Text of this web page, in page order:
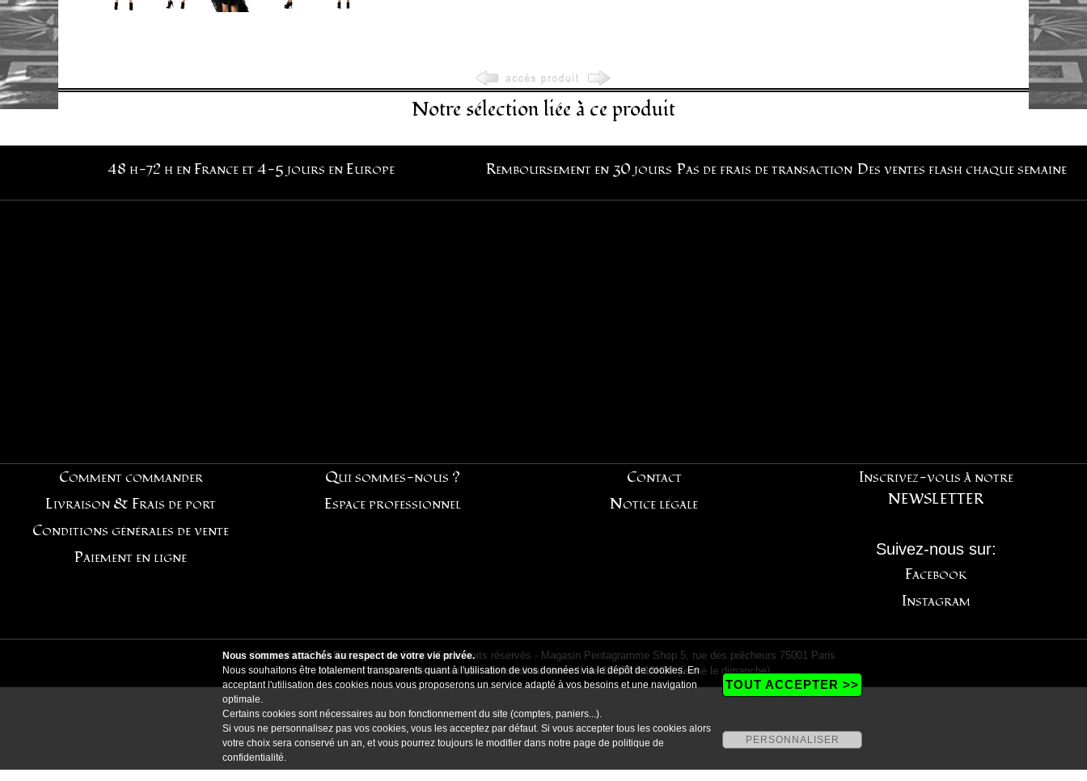
Notre sélection liée à ce produit
48 h-72 h en France et 4-5 jours en Europe Remboursement en 30 jours Pas de frais de transaction Des ventes flash chaque semaine
Comment commander
Livraison & Frais de port
Conditions générales de vente
Paiement en ligne
Qui sommes-nous ?
Espace professionnel
Contact
Notice légale
Inscrivez-vous à notre
NEWSLETTER
Suivez-nous sur:
Facebook
Instagram
Copyright@2021 Pentagramme Shop - Tous droits réservés - Magasin Pentagramme Shop 5, rue des prêcheurs 75001 Paris
Horaires d'ouverture de la boutique:du lundi au samedi de 12H30 à 19H30(fermé le dimanche)
Nous sommes attachés au respect de votre vie privée.
Nous souhaitons être totalement transparents quant à l'utilisation de vos données via le dépôt de cookies. En
acceptant l'utilisation des cookies nous vous proposerons un service adapté à vos besoins et une navigation
optimale.
Certains cookies sont nécessaires au bon fonctionnement du site (comptes, paniers...).
Si vous ne personnalisez pas vos cookies, vous les acceptez par défaut. Si vous accepter tous les cookies alors
votre choix sera conservé un an, et vous pourrez toujours le modifier dans notre page de politique de
confidentialité.
TOUT ACCEPTER >>
PERSONNALISER